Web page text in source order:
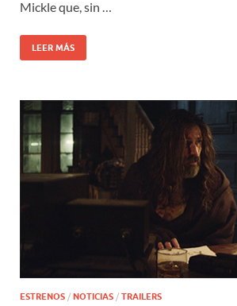
Mickle que, sin …
LEER MÁS
ESTRENOS / NOTICIAS / TRAILERS